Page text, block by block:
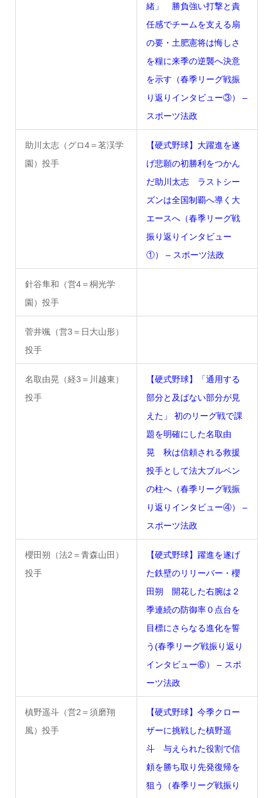
緒」 勝負強い打撃と責
任感でチームを支える扇
の要・土肥憲将は悔しさ
を糧に来季の逆襲へ決意
を示す（春季リーグ戦振
り返りインタビュー③） –
スポーツ法政
助川太志（グロ4＝茗渓学
園）投手
【硬式野球】大躍進を遂
げ悲願の初勝利をつかん
だ助川太志 ラストシー
ズンは全国制覇へ導く大
エースへ（春季リーグ戦
振り返りインタビュー
①） – スポーツ法政
針谷隼和（営4＝桐光学
園）投手
菅井颯（営3＝日大山形）
投手
名取由晃（経3＝川越東）
投手
【硬式野球】「通用する
部分と及ばない部分が見
えた」 初のリーグ戦で課
題を明確にした名取由
晃 秋は信頼される救援
投手として法大ブルペン
の柱へ（春季リーグ戦振
り返りインタビュー④） –
スポーツ法政
櫻田朔（法2＝青森山田）
投手
【硬式野球】躍進を遂げ
た鉄壁のリリーバー・櫻
田朔 開花した右腕は２
季連続の防御率０点台を
目標にさらなる進化を誓
う(春季リーグ戦振り返り
インタビュー⑥） – スポ
ーツ法政
槙野遥斗（営2＝須磨翔
風）投手
【硬式野球】今季クロー
ザーに挑戦した槙野遥
斗 与えられた役割で信
頼を勝ち取り先発復帰を
狙う（春季リーグ戦振り